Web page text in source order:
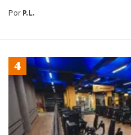
PorP.L.